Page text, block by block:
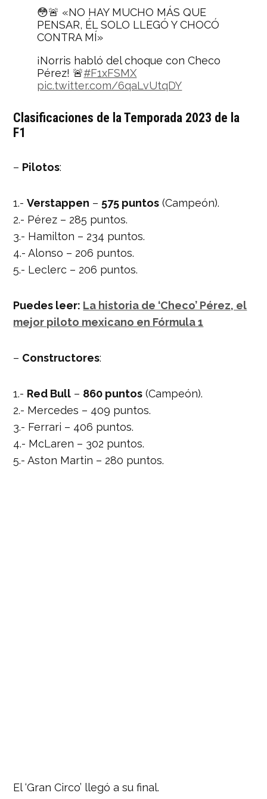
😳🚨 «NO HAY MUCHO MÁS QUE
PENSAR, ÉL SOLO LLEGÓ Y CHOCÓ
CONTRA MÍ»
¡Norris habló del choque con Checo
Pérez! 🚨#F1xFSMX
pic.twitter.com/6qaLvUtqDY
November 26, 2023
Clasificaciones de la Temporada 2023 de la
F1
– Pilotos:
1.-Verstappen – 575 puntos (Campeón).
2.- Pérez – 285 puntos.
3.- Hamilton – 234 puntos.
4.- Alonso – 206 puntos.
5.- Leclerc – 206 puntos.
Puedes leer: La historia de ‘Checo’ Pérez, el
mejor piloto mexicano en Fórmula 1
– Constructores:
1.- Red Bull – 860 puntos (Campeón).
2.- Mercedes – 409 puntos.
3.- Ferrari – 406 puntos.
4.- McLaren – 302 puntos.
5.- Aston Martin – 280 puntos.
El ‘Gran Circo’ llegó a su final.